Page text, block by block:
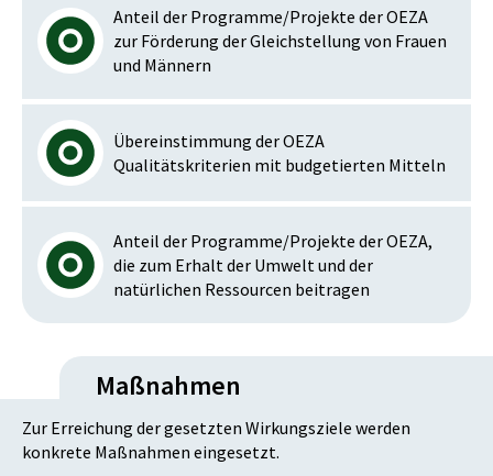
Anteil der Programme/Projekte der OEZA
zur Förderung der Gleichstellung von Frauen
und Männern
Übereinstimmung der OEZA
Qualitätskriterien mit budgetierten Mitteln
Anteil der Programme/Projekte der OEZA,
die zum Erhalt der Umwelt und der
natürlichen Ressourcen beitragen
Maßnahmen
Zur Erreichung der gesetzten Wirkungsziele werden
konkrete Maßnahmen eingesetzt.